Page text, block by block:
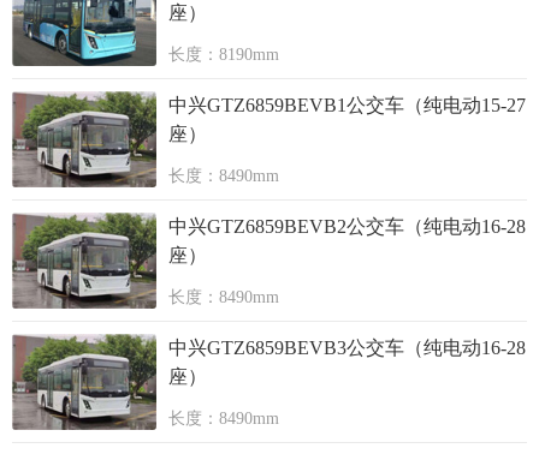
座）
长度：8190mm
中兴GTZ6859BEVB1公交车（纯电动15-27
座）
长度：8490mm
中兴GTZ6859BEVB2公交车（纯电动16-28
座）
长度：8490mm
中兴GTZ6859BEVB3公交车（纯电动16-28
座）
长度：8490mm